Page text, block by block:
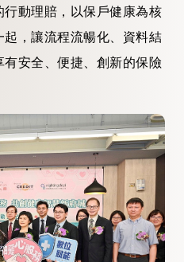
動理賠，以保戶健康為核
，讓流程流暢化、資料結
安全、便捷、創新的保險